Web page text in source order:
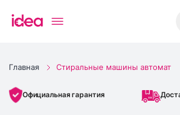
Главная Стиральные машины автомат
Официальная гарантия